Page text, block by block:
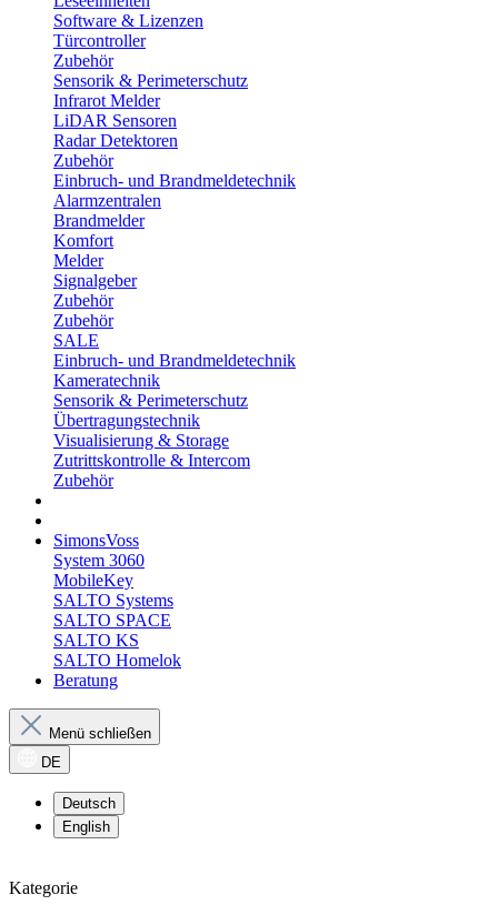
Software & Lizenzen
Türcontroller
Zubehör
Sensorik & Perimeterschutz
Infrarot Melder
LiDAR Sensoren
Radar Detektoren
Zubehör
Einbruch- und Brandmeldetechnik
Alarmzentralen
Brandmelder
Komfort
Melder
Signalgeber
Zubehör
Zubehör
SALE
Einbruch- und Brandmeldetechnik
Kameratechnik
Sensorik & Perimeterschutz
Übertragungstechnik
Visualisierung & Storage
Zutrittskontrolle & Intercom
Zubehör
SimonsVoss
System 3060
MobileKey
SALTO Systems
SALTO SPACE
SALTO KS
SALTO Homelok
Beratung
Menü schließen
DE
Deutsch
English
Kategorie